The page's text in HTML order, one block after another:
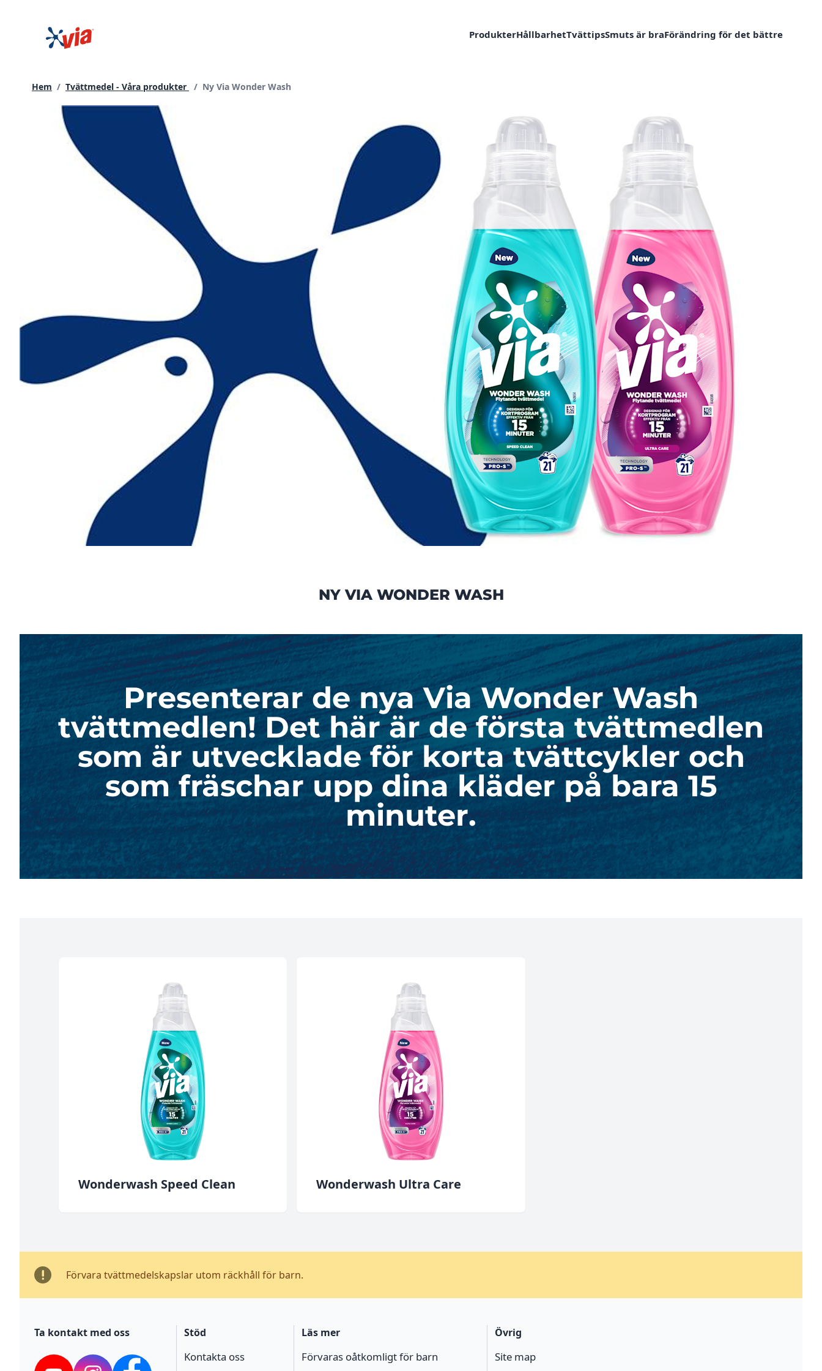
ProdukterHållbarhetTvättipsSmuts är braFörändring för det bättre
Hem / Tvättmedel - Våra produkter / Current page:
Ny Via Wonder Wash
NY VIA WONDER WASH
Presenterar de nya Via Wonder Wash
tvättmedlen! Det här är de första tvättmedlen
som är utvecklade för korta tvättcykler och
som fräschar upp dina kläder på bara 15
minuter.
Wonderwash Speed Clean Wonderwash Ultra Care
Förvara tvättmedelskapslar utom räckhåll för barn.
Ta kontakt med oss Stöd
Kontakta oss
Läs mer
Förvaras oåtkomligt för barn
Övrig
Site map